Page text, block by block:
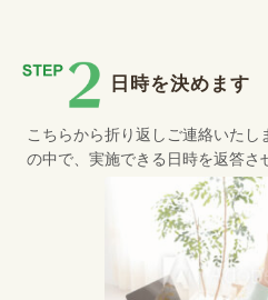
日時を決めます
こちらから折り返しご連絡いた
の中で、実施できる日時を返答さ